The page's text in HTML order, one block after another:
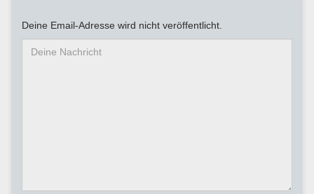
Deine Email-Adresse wird nicht veröffentlicht.